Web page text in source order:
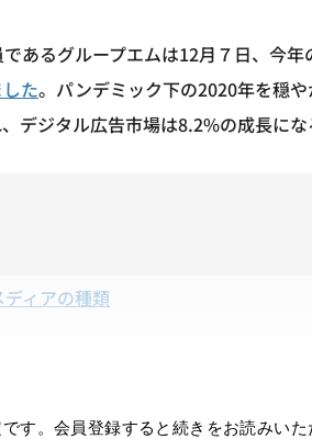
あるグループエムは12月７日、今
た。パンデミック下の2020年を穏
デジタル広告市場は8.2%の成長にな
ィアの種類
す。会員登録すると続きをお読みいた